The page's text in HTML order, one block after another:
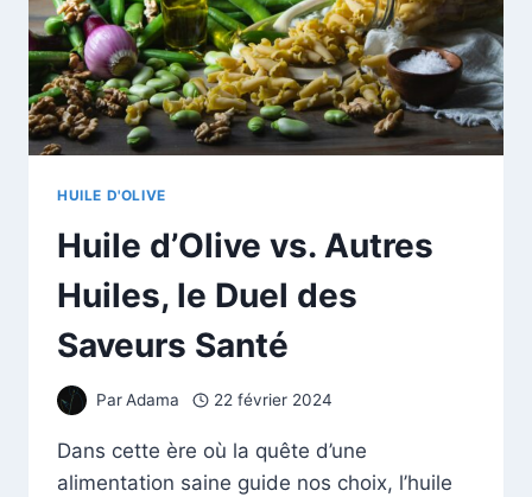
HUILE D'OLIVE
Huile d’Olive vs. Autres
Huiles, le Duel des
Saveurs Santé
ParAdama 22 février 2024
Dans cette ère où la quête d’une
alimentation saine guide nos choix, l’huile